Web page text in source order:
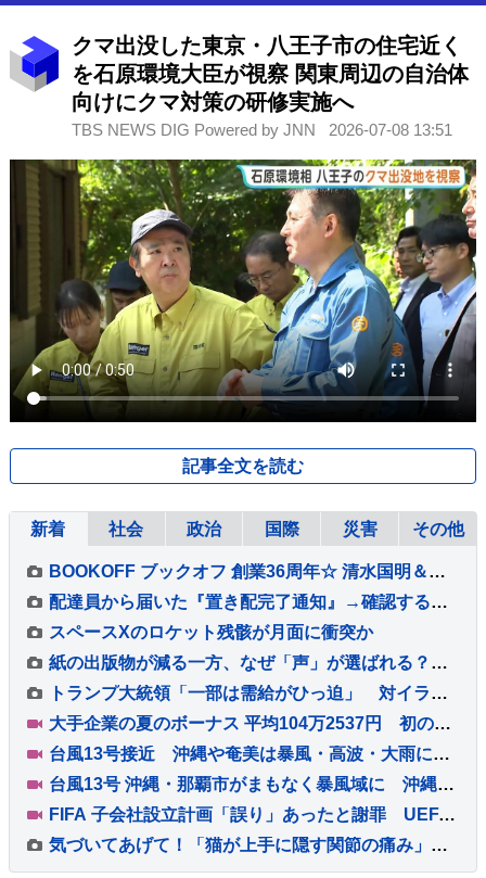
クマ出没した東京・八王子市の住宅近く
を石原環境大臣が視察 関東周辺の自治体
向けにクマ対策の研修実施へ
TBS NEWS DIG Powered by JNN 2026-07-08 13:51
記事全文を読む
新着 社会 政治 国際 災害 その他
BOOKOFF ブックオフ 創業36周年☆ 清水国明＆あのちゃんの世代格差CM 8/7～公開♪ 8/13～8/16 はアプリ会員20％オフ☆ あのちゃんしおりプレゼント◎ おもろ動画4本！
配達員から届いた『置き配完了通知』→確認すると、写っていたのは荷物だけではなく…思わず二度見する『まさかの一枚』に3万いいね「愛がある」
スペースXのロケット残骸が月面に衝突か
紙の出版物が減る一方、なぜ「声」が選ばれる？ VTuberとラジオの共通点
トランプ大統領「一部は需給がひっ迫」 対イラン軍事作戦での弾薬不足の指摘で
大手企業の夏のボーナス 平均104万2537円 初の100万円超で“過去最高”に
台風13号接近 沖縄や奄美は暴風・高波・大雨に警戒 線状降水帯発生のおそれも 全国的に厳しい暑さ
台風13号 沖縄・那覇市がまもなく暴風域に 沖縄本島ではバス・モノレールが終日運休、商業施設の休業も【現地から報告】
FIFA 子会社設立計画「誤り」あったと謝罪 UEFAはW杯ボイコット方針継続「何も変わっていない」
気づいてあげて！「猫が上手に隠す関節の痛み」 6歳以上の猫の60％が関節炎を罹患 オーストラリア